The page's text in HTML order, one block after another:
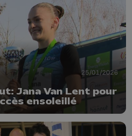
25/01/2026
Jana Van Lent pour
ensoleillé